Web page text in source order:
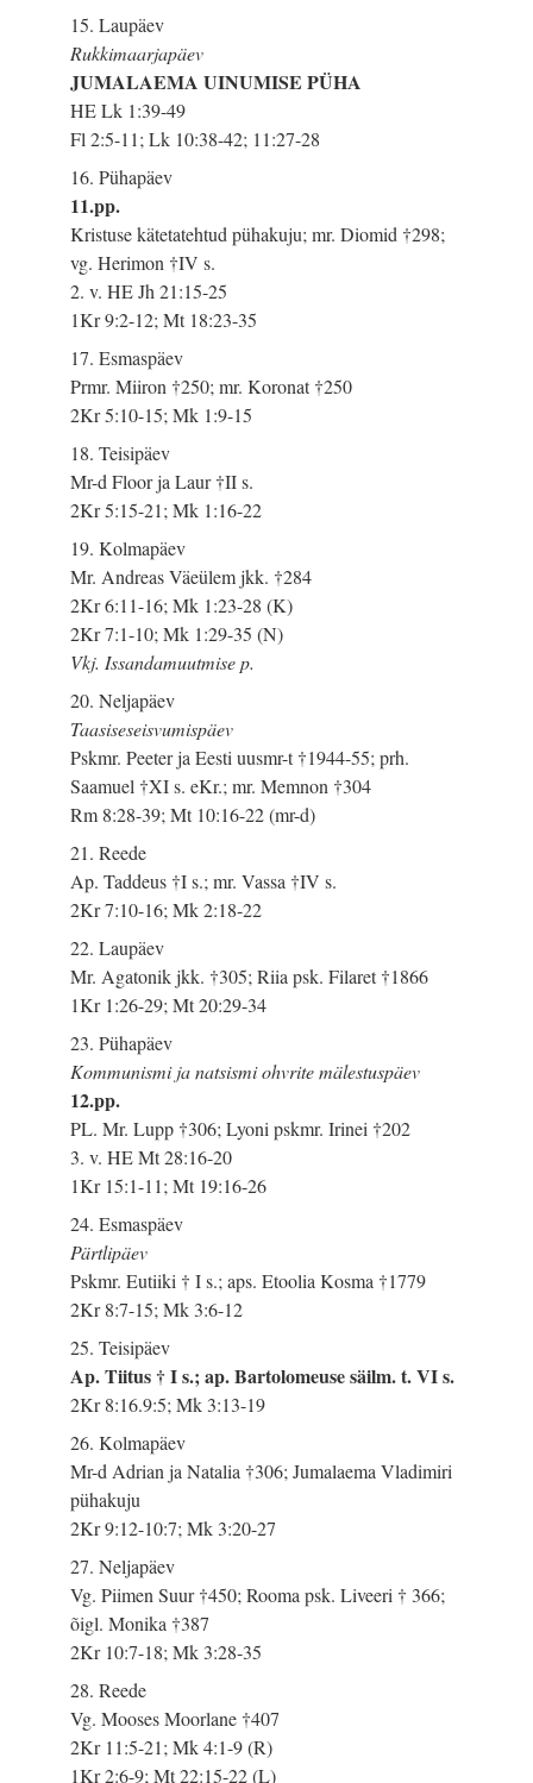
15. Laupäev
Rukkimaarjapäev
JUMALAEMA UINUMISE PÜHA
HE Lk 1:39-49
Fl 2:5-11; Lk 10:38-42; 11:27-28
16. Pühapäev
11.pp.
Kristuse kätetatehtud pühakuju; mr. Diomid †298;
vg. Herimon †IV s.
2. v. HE Jh 21:15-25
1Kr 9:2-12; Mt 18:23-35
17. Esmaspäev
Prmr. Miiron †250; mr. Koronat †250
2Kr 5:10-15; Mk 1:9-15
18. Teisipäev
Mr-d Floor ja Laur †II s.
2Kr 5:15-21; Mk 1:16-22
19. Kolmapäev
Mr. Andreas Väeülem jkk. †284
2Kr 6:11-16; Mk 1:23-28 (K)
2Kr 7:1-10; Mk 1:29-35 (N)
Vkj. Issandamuutmise p.
20. Neljapäev
Taasiseseisvumispäev
Pskmr. Peeter ja Eesti uusmr-t †1944-55; prh.
Saamuel †XI s. eKr.; mr. Memnon †304
Rm 8:28-39; Mt 10:16-22 (mr-d)
21. Reede
Ap. Taddeus †I s.; mr. Vassa †IV s.
2Kr 7:10-16; Mk 2:18-22
22. Laupäev
Mr. Agatonik jkk. †305; Riia psk. Filaret †1866
1Kr 1:26-29; Mt 20:29-34
23. Pühapäev
Kommunismi ja natsismi ohvrite mälestuspäev
12.pp.
PL. Mr. Lupp †306; Lyoni pskmr. Irinei †202
3. v. HE Mt 28:16-20
1Kr 15:1-11; Mt 19:16-26
24. Esmaspäev
Pärtlipäev
Pskmr. Eutiiki † I s.; aps. Etoolia Kosma †1779
2Kr 8:7-15; Mk 3:6-12
25. Teisipäev
Ap. Tiitus † I s.; ap. Bartolomeuse säilm. t. VI s.
2Kr 8:16.9:5; Mk 3:13-19
26. Kolmapäev
Mr-d Adrian ja Natalia †306; Jumalaema Vladimiri
pühakuju
2Kr 9:12-10:7; Mk 3:20-27
27. Neljapäev
Vg. Piimen Suur †450; Rooma psk. Liveeri † 366;
õigl. Monika †387
2Kr 10:7-18; Mk 3:28-35
28. Reede
Vg. Mooses Moorlane †407
2Kr 11:5-21; Mk 4:1-9 (R)
1Kr 2:6-9; Mt 22:15-22 (L)